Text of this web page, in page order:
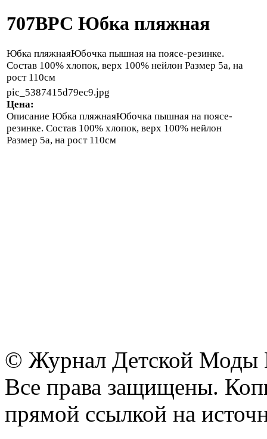
707BPC Юбка пляжная
Юбка пляжнаяЮбочка пышная на поясе-резинке.
Состав 100% хлопок, верх 100% нейлон Размер 5а, на
рост 110см
pic_5387415d79ec9.jpg
Цена:
Описание Юбка пляжнаяЮбочка пышная на поясе-
резинке. Состав 100% хлопок, верх 100% нейлон
Размер 5а, на рост 110см
© Журнал Детской Моды
Все права защищены.
прямой ссылкой на